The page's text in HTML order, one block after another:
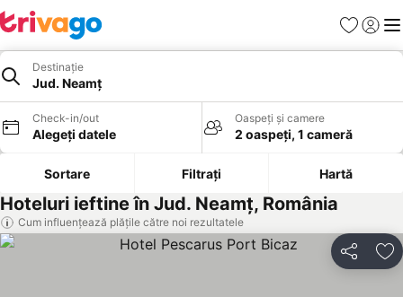
Favorite
Destinație
Jud. Neamț
Check-in/out
Alegeți datele
Oaspeți și camere
2 oaspeți, 1 cameră
Sortare Filtrați Hartă
Hoteluri ieftine în Jud. Neamț, România
Cum influențează plățile către noi rezultatele
Distribuiți